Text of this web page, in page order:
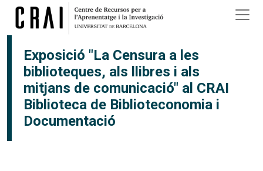
Vés al contingut
Exposició "La Censura a les
biblioteques, als llibres i als
mitjans de comunicació" al CRAI
Biblioteca de Biblioteconomia i
Documentació